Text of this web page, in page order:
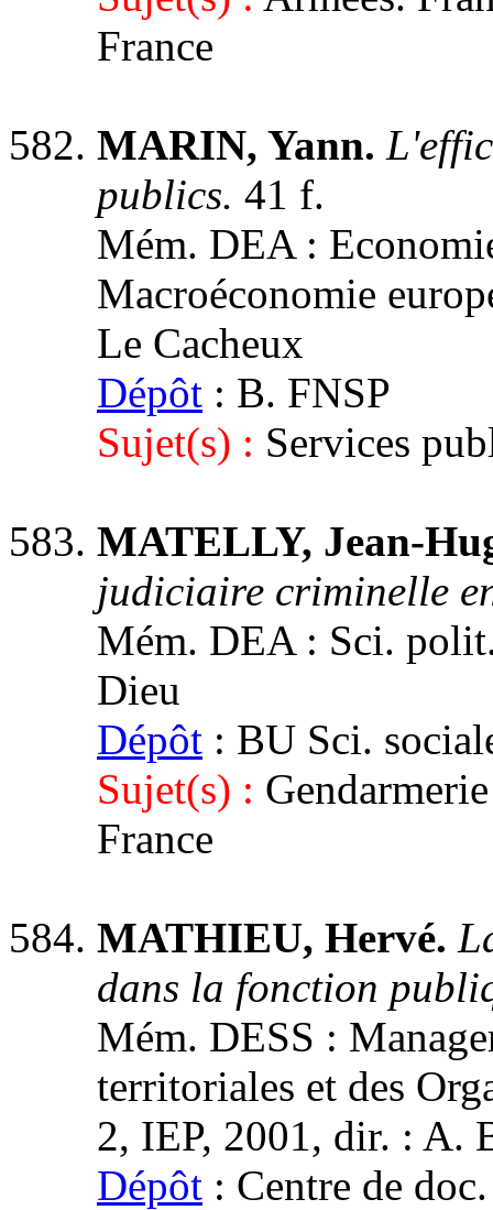
France
MARIN, Yann.
publics. 41 f.
Mém. DEA :
Macroéconomie
Le Cacheux
Dépôt : B. FNSP
Sujet(s) : Services
MATELLY, Jean-
judiciaire criminelle
Mém. DEA : Sci.
Dieu
Dépôt : BU Sci.
Sujet(s) :
France
MATHIEU, Hervé.
dans la fonction
Mém. DESS :
territoriales et des
2, IEP, 2001, dir. : A.
Dépôt : Centre de doc.